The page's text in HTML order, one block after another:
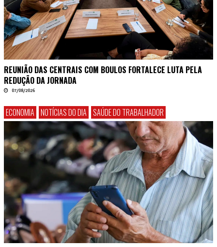
REUNIÃO DAS CENTRAIS COM BOULOS FORTALECE LUTA PELA
REDUÇÃO DA JORNADA
07/08/2026
ECONOMIA NOTÍCIAS DO DIA SAÚDE DO TRABALHADOR